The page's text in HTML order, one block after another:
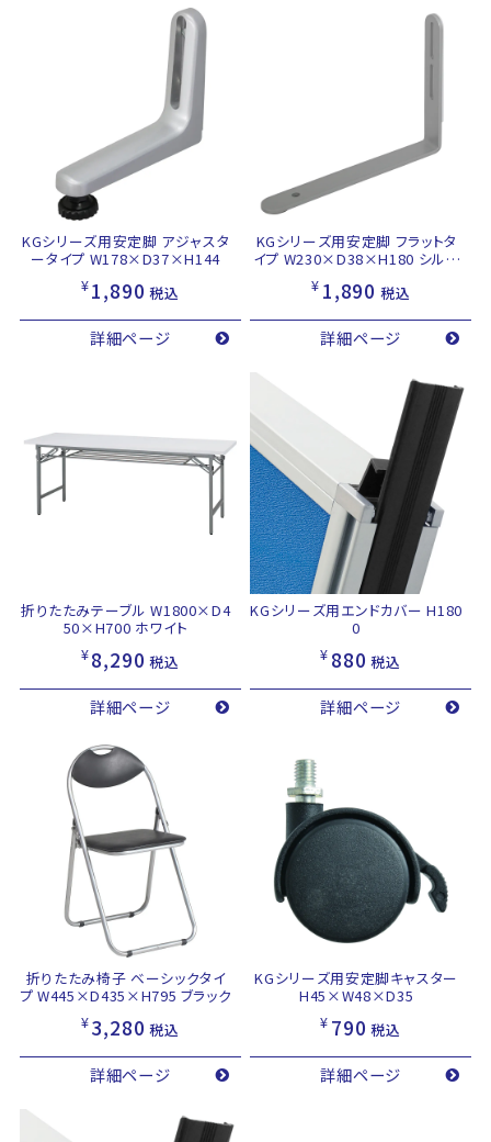
KGシリーズ用安定脚 アジャスタ
ータイプ W178×D37×H144
¥1,890 税込
詳細ページ
KGシリーズ用安定脚 フラットタ
イプ W230×D38×H180 シルバ
¥ 1,890 税込
詳細ページ
折りたたみテーブル W1800×D4
50×H700 ホワイト
¥8,290 税込
詳細ページ
KGシリーズ用エンドカバー H180
0
¥ 880 税込
詳細ページ
折りたたみ椅子 ベーシックタイ
プ W445×D435×H795 ブラック
¥3,280 税込
詳細ページ
KGシリーズ用安定脚キャスター
H45×W48×D35
¥ 790 税込
詳細ページ